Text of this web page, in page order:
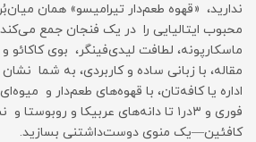
ندارید، «قهوه طعم‌دار تیرامیسو» همان
محبوب ایتالیایی را در یک فنجان جمع
ماسکارپونه، لطافت لیدی‌فینگر، بوی کاکائو
مقاله، با زبانی ساده و کاربردی، به شما
اداره یا کافه‌تان، با قهوه‌های طعم‌دار و
فوری و ۳در۱ تا دانه‌های عربیکا و
کافئین—یک منوی دوست‌داشتنی بسازید.